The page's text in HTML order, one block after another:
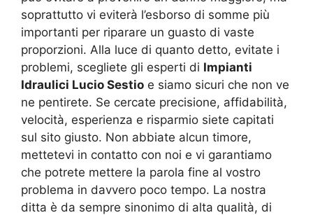
soprattutto vi eviterà l’esborso di somme più
importanti per riparare un guasto di vaste
proporzioni. Alla luce di quanto detto, evitate i
problemi, scegliete gli esperti di Impianti
Idraulici Lucio Sestio e siamo sicuri che non ve
ne pentirete. Se cercate precisione, affidabilità,
velocità, esperienza e risparmio siete capitati
sul sito giusto. Non abbiate alcun timore,
mettetevi in contatto con noi e vi garantiamo
che potrete mettere la parola fine al vostro
problema in davvero poco tempo. La nostra
ditta è da sempre sinonimo di alta qualità, di